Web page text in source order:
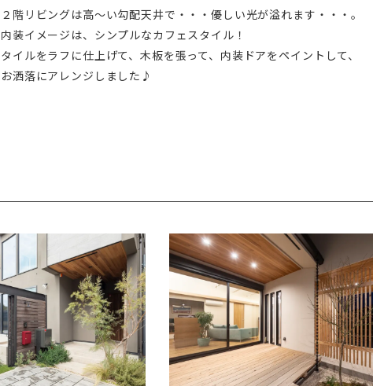
２階リビングは高～い勾配天井で・・・優しい光が溢れます・・・。
内装イメージは、シンプルなカフェスタイル！
タイルをラフに仕上げて、木板を張って、内装ドアをペイントして、
お洒落にアレンジしました♪